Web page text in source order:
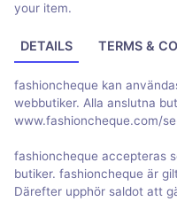
your item.
DETAILS TERMS &
fashioncheque kan
webbutiker. Alla anslutna
www.fashioncheque.com/
fashioncheque accepteras
butiker. fashioncheque är
Därefter upphör saldot att